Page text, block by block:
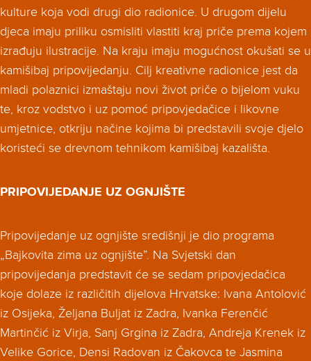
kulture koja vodi drugi dio radionice. U drugom dijelu
djeca imaju priliku osmisliti vlastiti kraj priče prema kojem
izrađuju ilustracije. Na kraju imaju mogućnost okušati se u
kamišibaj pripovijedanju. Cilj kreativne radionice jest da
mladi polaznici izmaštaju novi život priče o bijelom vuku
te, kroz vodstvo i uz pomoć pripovjedačice i likovne
umjetnice, otkriju načine kojima bi predstavili svoje djelo
koristeći se drevnom tehnikom kamišibaj kazališta.
PRIPOVIJEDANJE UZ OGNJIŠTE
Pripovijedanje uz ognjište središnji je dio programa
„Bajkovita zima uz ognjište”. Na Svjetski dan
pripovijedanja predstavit će se sedam pripovjedačica
koje dolaze iz različitih dijelova Hrvatske: Ivana Antolović
iz Osijeka, Željana Buljat iz Zadra, Ivanka Ferenčić
Martinčić iz Virja, Sanj Grgina iz Zadra, Andreja Krenek iz
Velike Gorice, Densi Radovan iz Čakovca te Jasmina